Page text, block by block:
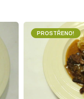
PROSTŘENO!